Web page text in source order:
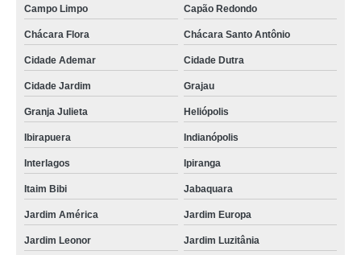
cordão de crachá Pirituba
cordões em poliéster para crachás Jardim Everest
cordão para crachá orçamento Alto da Boa Vista
cordões de crachás Itapecerica da Serra
gráfica de fábrica de cordão para crachá Parque do Carmo
empresas que fazem fábrica de cordão para crachá Paineiras do Morumbi
cordões poliéster para crachás Iguape
Campo Limpo Capão Redondo
Chácara Flora Chácara Santo Antônio
Cidade Ademar Cidade Dutra
Cidade Jardim Grajau
Granja Julieta Heliópolis
Ibirapuera Indianópolis
Interlagos Ipiranga
Itaim Bibi Jabaquara
Jardim América Jardim Europa
Jardim Leonor Jardim Luzitânia